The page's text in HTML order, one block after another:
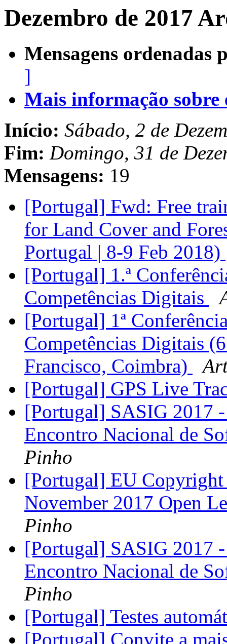
Dezembro de 2017
Mensagens ordenadas
]
Mais informação sobre
Início: Sábado, 2 de
Fim: Domingo, 31 de
Mensagens: 19
[Portugal] Fwd: Free
for Land Cover and
Portugal | 8-9 Feb 2018)
[Portugal] 1.ª
Competências Digitais
[Portugal] 1ª
Competências Digitais
Francisco, Coimbra)
[Portugal] GPS Live
[Portugal] SASIG 2017
Encontro Nacional de
Pinho
[Portugal] EU
November 2017 Open
Pinho
[Portugal] SASIG 2017
Encontro Nacional de
Pinho
[Portugal] Testes
[Portugal] Convite a